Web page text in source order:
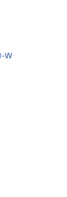
W